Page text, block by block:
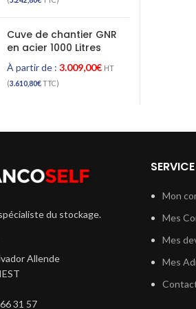
Cuve de chantier GNR
en acier 1000 Litres
À partir de : 3.009,00€ HT
(3.610,80€TTC)
du stockage.
Allende
31 57
Mon
Mes
Mes
Mes